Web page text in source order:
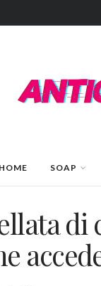
HOME SOAP
di